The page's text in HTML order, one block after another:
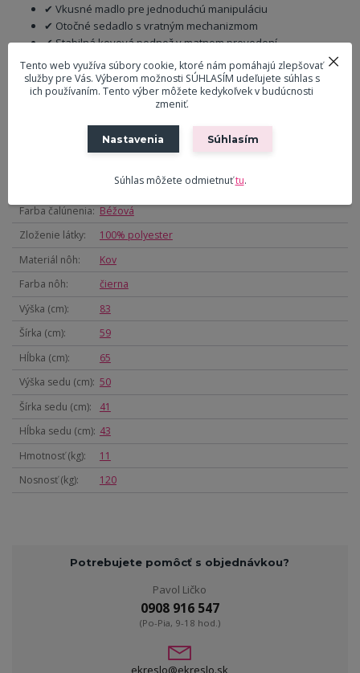
✔ Vkusné madlo pre jednoduchú manipuláciu
✔ Otočné sedadlo s vratným mechanizmom
✔ Stabilná kovová podnož v matnom prevedení
✔ Moderný dizajn vhodný do rôznych interiérov
Otočný / vratný
Farba čalúnenia
Béžová
Zloženie látky
100% polyester
Materiál nôh
Kov
Farba nôh
čierna
Výška (cm)
83
Šírka (cm)
59
Hĺbka (cm)
65
Výška sedu (cm) 50
Šírka sedu (cm)
41
Hĺbka sedu (cm) 43
Hmotnosť (kg)
11
Nosnosť (kg)
120
Potrebujete pomôcť s objednávkou?
Pavol Ličko
0908 916 547
(Po-Pia, 9-18 hod.)
Tento web využíva súbory cookie, ktoré nám pomáhajú zlepšovať
služby pre Vás. Výberom možnosti SÚHLASÍM udeľujete súhlas s
ich používaním. Tento výber môžete kedykoľvek v budúcnosti
zmeniť.
Nastavenia Súhlasím
Súhlas môžete odmietnuťtu.